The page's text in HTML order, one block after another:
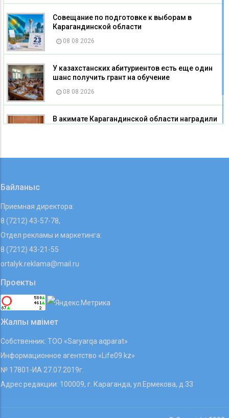
Совещание по подготовке к выборам в
Карагандинской области
08 08 2026
У казахстанских абитуриентов есть еще один
шанс получить грант на обучение
08 08 2026
В акимате Карагандинской области наградили
Байланыс
Приемная директора:
8 (7212) 43-57-78,
Отдел рекламы и маркетинга:
8 (7212) 43-21-55
ortalyk.reklama@mail.ru
Проекты
Жалпы мәлімет
Собственник: ТОО «Saryarqa aqparat»
Информационное агентство «Life09.kz»
№ 17801-ИА 27.07.2019г.
Адрес редакции: 100009, г. Караганда, ул.Ермекова, д.33